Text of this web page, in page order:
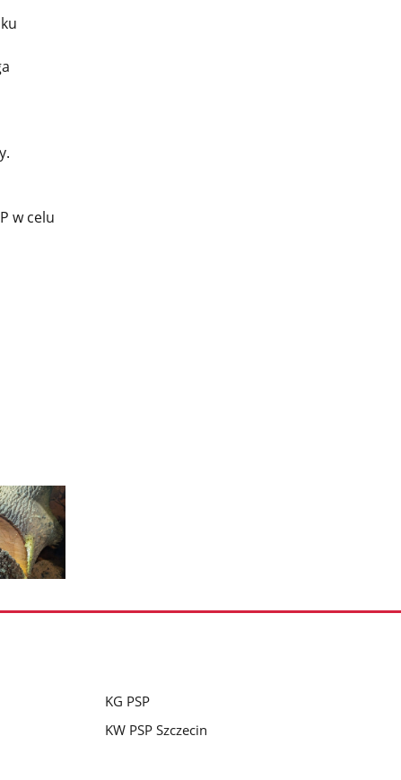
w celu
KG PSP
KW PSP Szczecin